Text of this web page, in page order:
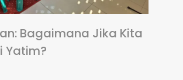
Bagaimana Jika Kita
Yatim?